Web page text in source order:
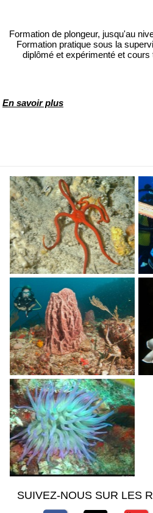
Formation de plongeur, jusqu'au
Formation pratique sous la
diplômé et expérimenté et cours
En savoir plus
SUIVEZ-NOUS SUR LES